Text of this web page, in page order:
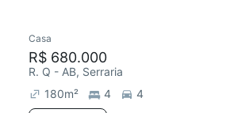
Casa
R$ 680.000
R. Q - AB, Serraria
180m² 4
4